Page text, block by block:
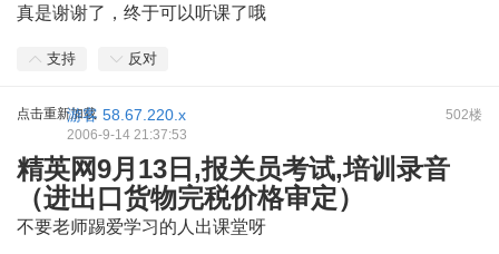
真是谢谢了，终于可以听课了哦
支持 反对
点击重新加载 502楼
游客 58.67.220.x
2006-9-14 21:37:53
精英网9月13日,报关员考试,培训录音
（进出口货物完税价格审定）
不要老师踢爱学习的人出课堂呀